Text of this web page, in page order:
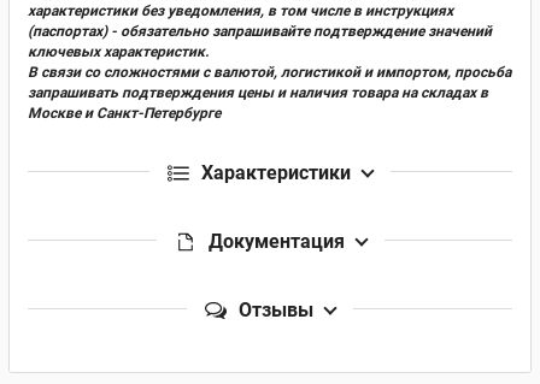
характеристики без уведомления, в том числе в инструкциях
(паспортах) - обязательно запрашивайте подтверждение значений
ключевых характеристик.
В связи со сложностями с валютой, логистикой и импортом, просьба
запрашивать подтверждения цены и наличия товара на складах в
Москве и Санкт-Петербурге
Характеристики
Документация
Отзывы